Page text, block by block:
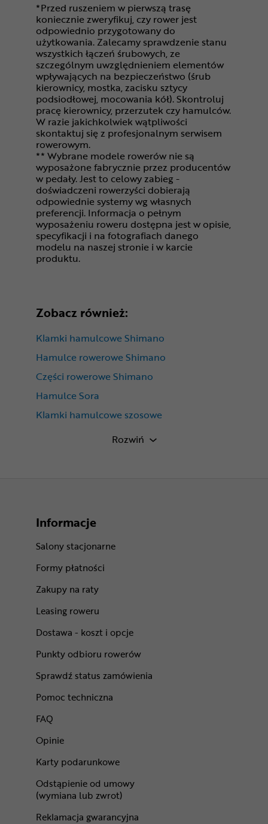
*Przed ruszeniem w pierwszą trasę
koniecznie zweryfikuj, czy rower jest
odpowiednio przygotowany do
użytkowania. Zalecamy sprawdzenie stanu
wszystkich łączeń śrubowych, ze
szczególnym uwzględnieniem elementów
wpływających na bezpieczeństwo (śrub
kierownicy, mostka, zacisku sztycy
podsiodłowej, mocowania kół). Skontroluj
pracę kierownicy, przerzutek czy hamulców.
W razie jakichkolwiek wątpliwości
skontaktuj się z profesjonalnym serwisem
rowerowym.
** Wybrane modele rowerów nie są
wyposażone fabrycznie przez producentów
w pedały. Jest to celowy zabieg -
doświadczeni rowerzyści dobierają
odpowiednie systemy wg własnych
preferencji. Informacja o pełnym
wyposażeniu roweru dostępna jest w opisie,
specyfikacji i na fotografiach danego
modelu na naszej stronie i w karcie
produktu.
Zobacz również:
Klamki hamulcowe Shimano
Hamulce rowerowe Shimano
Części rowerowe Shimano
Hamulce Sora
Klamki hamulcowe szosowe
Shimano Sora R3000Rozwiń
Informacje
Salony stacjonarne
Formy płatności
Zakupy na raty
Leasing roweru
Dostawa - koszt i opcje
Punkty odbioru rowerów
Sprawdź status zamówienia
Pomoc techniczna
FAQ
Opinie
Karty podarunkowe
Odstąpienie od umowy
(wymiana lub zwrot)
Reklamacja gwarancyjna